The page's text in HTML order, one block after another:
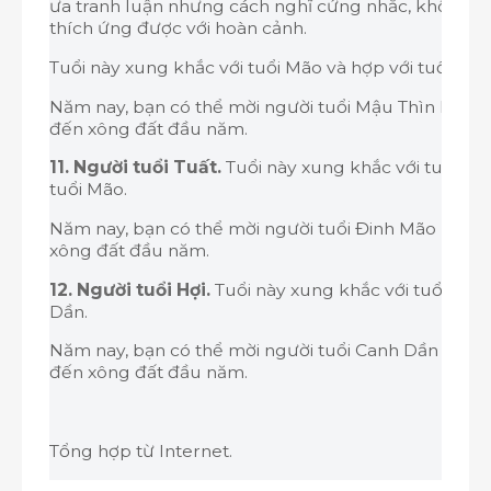
ưa tranh luận nhưng cách nghĩ cứng nhắc, không
thích ứng được với hoàn cảnh.
Tuổi này xung khắc với tuổi Mão và hợp với tuổi
Năm nay, bạn có thể mời người tuổi Mậu Thìn hoặc
đến xông đất đầu năm.
11. Người tuổi Tuất. Tuổi này xung khắc với tuổi
tuổi Mão.
Năm nay, bạn có thể mời người tuổi Đinh Mão hoặc
xông đất đầu năm.
12. Người tuổi Hợi. Tuổi này xung khắc với tuổi Tỵ
Dần.
Năm nay, bạn có thể mời người tuổi Canh Dần hoặc
đến xông đất đầu năm.
Tổng hợp từ Internet.